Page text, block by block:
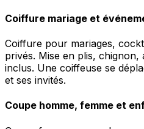
Coiffure mariage et
Coiffure pour mariages,
privés. Mise en plis, chignon,
inclus. Une coiffeuse se
et ses invités.
Coupe homme, femme et